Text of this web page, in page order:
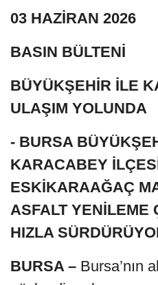
03 HAZİRAN 2026
BASIN BÜLTENİ
BÜYÜKŞEHİR İLE
ULAŞIM YOLUNDA
- BURSA
KARACABEY
ESKİKARAAĞAÇ
ASFALT YENİLEME
HIZLA
BURSA – Bursa’nın